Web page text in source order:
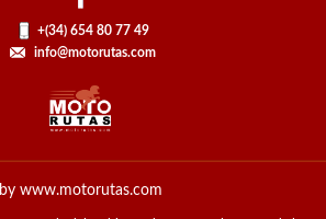
+(34) 654 80 77 49
info@motorutas.com
by www.motorutas.com